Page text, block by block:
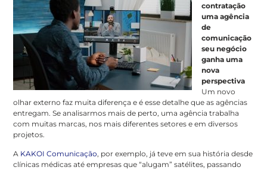
contratação
uma agência
de
comunicação
seu negócio
ganha uma
nova
perspectiva
Um novo
olhar externo faz muita diferença e é esse detalhe que as agências
entregam. Se analisarmos mais de perto, uma agência trabalha
com muitas marcas, nos mais diferentes setores e em diversos
projetos.
A KAKOI Comunicação, por exemplo, já teve em sua história desde
clínicas médicas até empresas que “alugam” satélites, passando